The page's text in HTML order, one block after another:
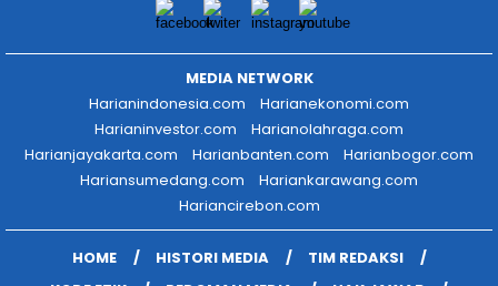
MEDIA NETWORK
Harianindonesia.com
Harianekonomi.com
Harianinvestor.com
Harianolahraga.com
Harianjayakarta.com
Harianbanten.com
Harianbogor.com
Hariansumedang.com
Hariankarawang.com
Hariancirebon.com
HOME HISTORI MEDIA
TIM REDAKSI